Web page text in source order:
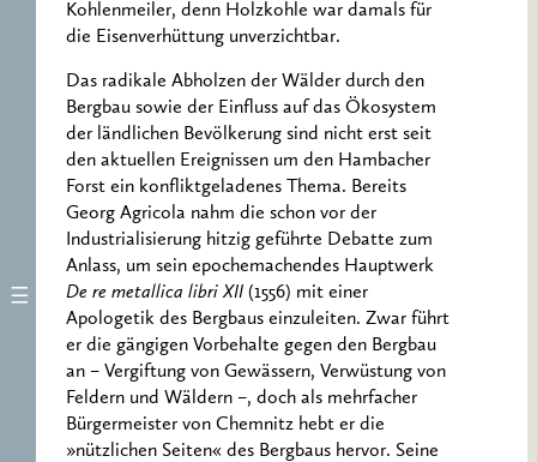
Kohlenmeiler, denn Holzkohle war damals für
die Eisenverhüttung unverzichtbar.
Das radikale Abholzen der Wälder durch den
Bergbau sowie der Einfluss auf das Ökosystem
der ländlichen Bevölkerung sind nicht erst seit
den aktuellen Ereignissen um den Hambacher
Forst ein konfliktgeladenes Thema. Bereits
Georg Agricola nahm die schon vor der
Industrialisierung hitzig geführte Debatte zum
Anlass, um sein epochemachendes Hauptwerk
De re metallica libri XII (1556) mit einer
Apologetik des Bergbaus einzuleiten. Zwar führt
er die gängigen Vorbehalte gegen den Bergbau
an – Vergiftung von Gewässern, Verwüstung von
Feldern und Wäldern –, doch als mehrfacher
Bürgermeister von Chemnitz hebt er die
»nützlichen Seiten« des Bergbaus hervor. Seine